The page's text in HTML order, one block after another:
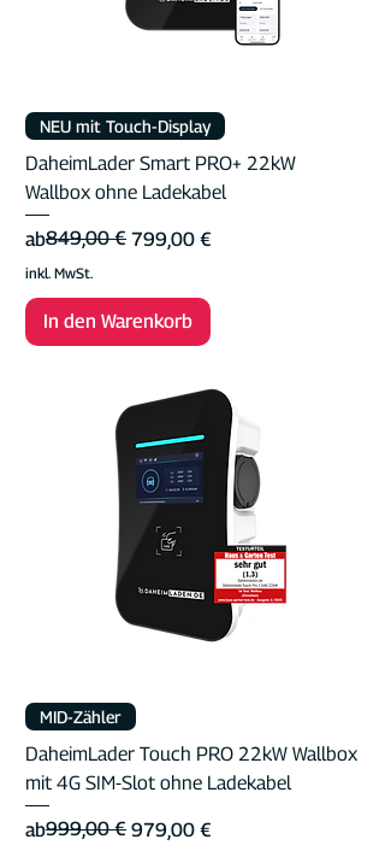
NEU mit Touch-Display
DaheimLader Smart PRO+ 22kW
Wallbox ohne Ladekabel
ab
Standardpreis
849,00 € 799,00 €
Sale-Preis
inkl. MwSt.
In den Warenkorb
MID-Zähler
DaheimLader Touch PRO 22kW Wallbox
mit 4G SIM-Slot ohne Ladekabel
ab
Standardpreis
999,00 € 979,00 €
Sale-Preis